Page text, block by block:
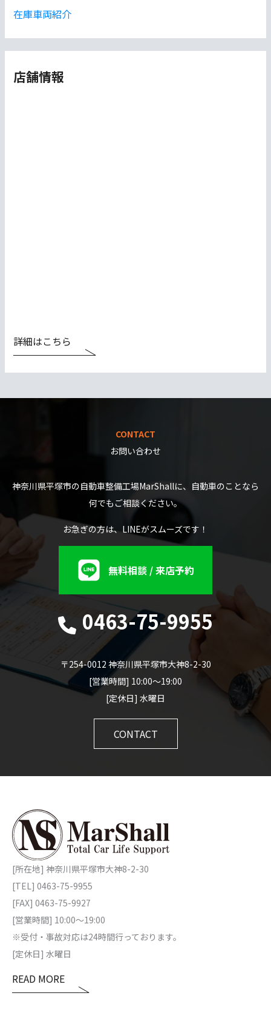
在庫車両紹介
店舗情報
詳細はこちら
CONTACT
お問い合わせ
神奈川県平塚市の自動車整備工場MarShallに、自動車のことなら
何でもご相談ください。
お急ぎの方は、LINEがスムーズです！
無料相談 / 来店予約
0463-75-9955
〒254-0012 神奈川県平塚市大神8-2-30
[営業時間] 10:00～19:00
[定休日] 水曜日
CONTACT
[所在地] 神奈川県平塚市大神8-2-30
[TEL] 0463-75-9955
[FAX] 0463-75-9927
[営業時間] 10:00～19:00
※受付・事故対応は24時間行っております。
[定休日] 水曜日
READ MORE